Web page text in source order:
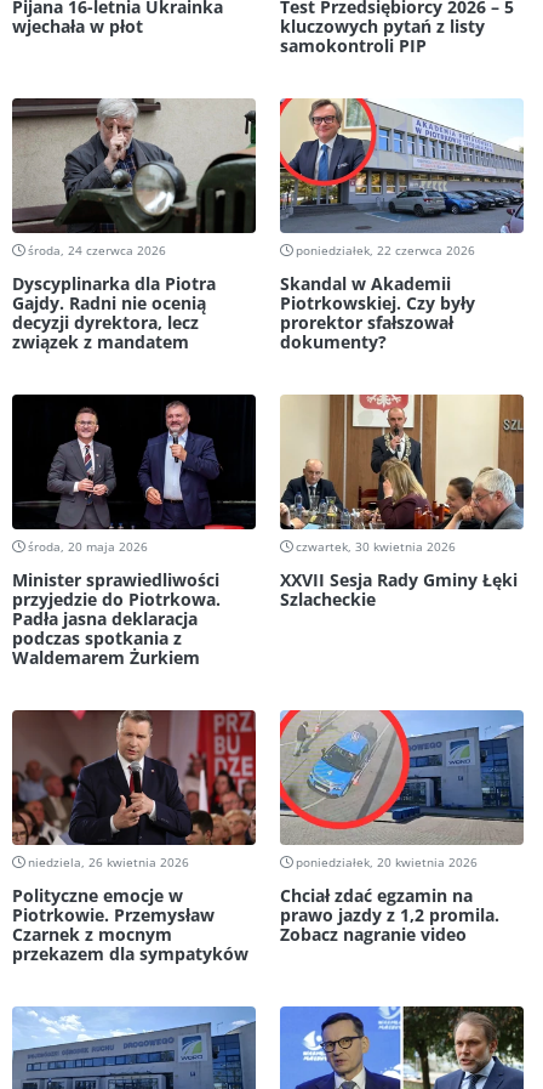
Pijana 16-letnia Ukrainka
wjechała w płot
Test Przedsiębiorcy 2026 – 5
kluczowych pytań z listy
samokontroli PIP
środa, 24 czerwca 2026
Dyscyplinarka dla Piotra
Gajdy. Radni nie ocenią
decyzji dyrektora, lecz
związek z mandatem
poniedziałek, 22 czerwca 2026
Skandal w Akademii
Piotrkowskiej. Czy były
prorektor sfałszował
dokumenty?
środa, 20 maja 2026
Minister sprawiedliwości
przyjedzie do Piotrkowa.
Padła jasna deklaracja
podczas spotkania z
Waldemarem Żurkiem
czwartek, 30 kwietnia 2026
XXVII Sesja Rady Gminy Łęki
Szlacheckie
niedziela, 26 kwietnia 2026
Polityczne emocje w
Piotrkowie. Przemysław
Czarnek z mocnym
przekazem dla sympatyków
poniedziałek, 20 kwietnia 2026
Chciał zdać egzamin na
prawo jazdy z 1,2 promila.
Zobacz nagranie video